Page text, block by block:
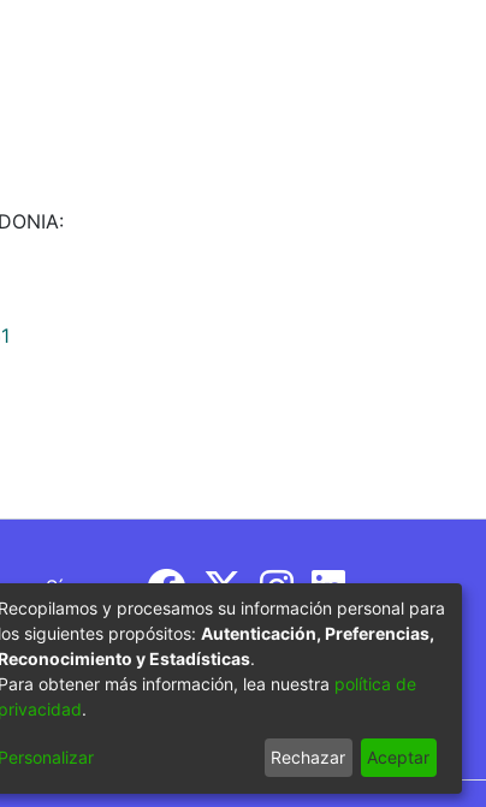
Síguenos
parte del Ministerio de Educación
Recopilamos y procesamos su información personal para
los siguientes propósitos: Autenticación, Preferencias,
y Estadísticas.
Para obtener más información, lea nuestra política de
privacidad.
Personalizar Rechazar Aceptar